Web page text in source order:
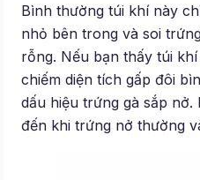
Bình thường túi khí này
nhỏ bên trong và soi
rỗng. Nếu bạn thấy túi
chiếm diện tích gấp đôi
dấu hiệu trứng gà sắp
đến khi trứng nở thường